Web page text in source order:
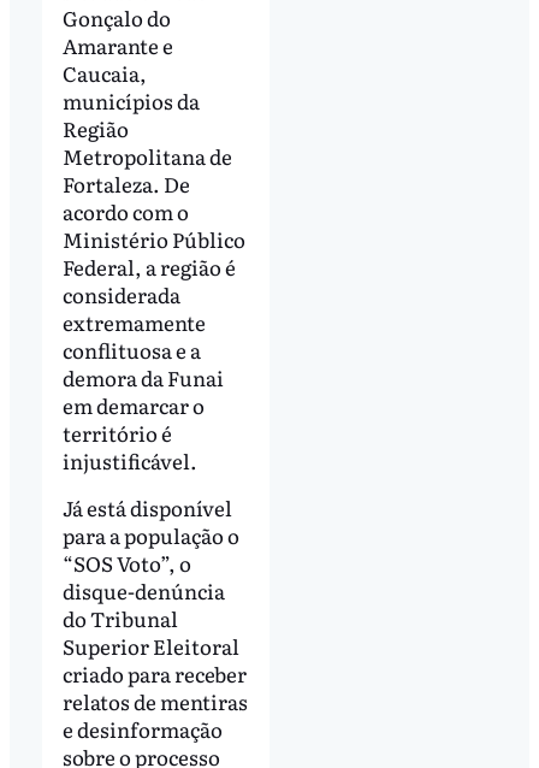
Gonçalo do
Amarante e
Caucaia,
municípios da
Região
Metropolitana de
Fortaleza. De
acordo com o
Ministério Público
Federal, a região é
considerada
extremamente
conflituosa e a
demora da Funai
em demarcar o
território é
injustificável.
Já está disponível
para a população o
“SOS Voto”, o
disque-denúncia
do Tribunal
Superior Eleitoral
criado para receber
relatos de mentiras
e desinformação
sobre o processo